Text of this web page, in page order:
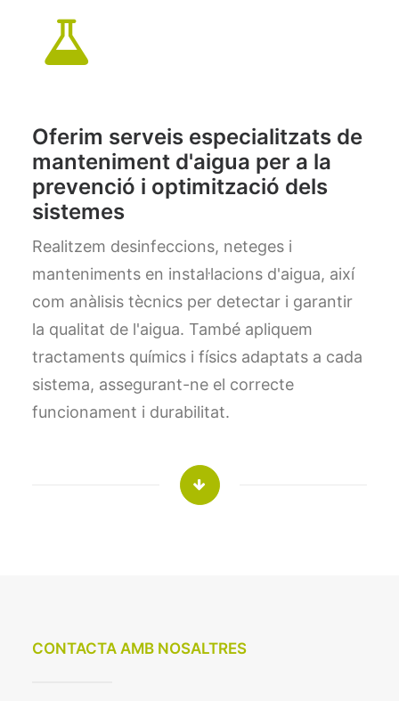
Oferim serveis especialitzats de
manteniment d'aigua per a la
prevenció i optimització dels
sistemes
Realitzem desinfeccions, neteges i
manteniments en instal·lacions d'aigua, així
com anàlisis tècnics per detectar i garantir
la qualitat de l'aigua. També apliquem
tractaments químics i físics adaptats a cada
sistema, assegurant-ne el correcte
funcionament i durabilitat.
CONTACTA AMB NOSALTRES